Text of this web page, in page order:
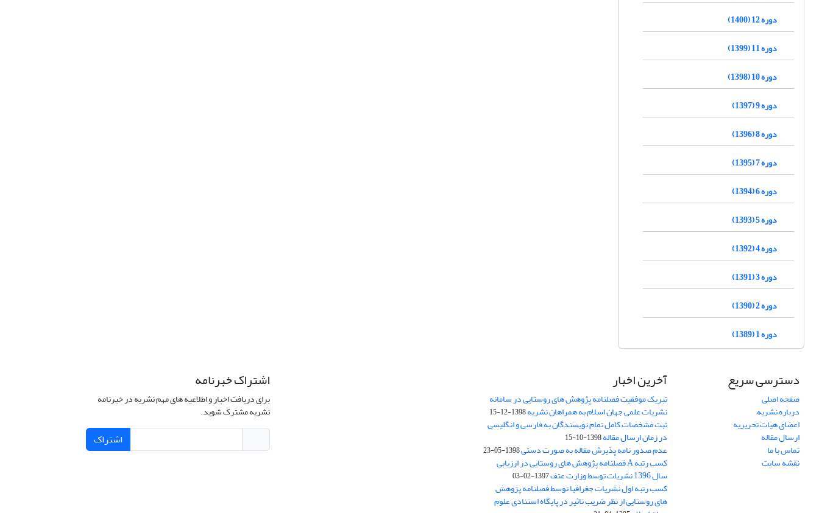
دوره 12 (1400)
دوره 11 (1399)
دوره 10 (1398)
دوره 9 (1397)
دوره 8 (1396)
دوره 7 (1395)
دوره 6 (1394)
دوره 5 (1393)
دوره 4 (1392)
دوره 3 (1391)
دوره 2 (1390)
دوره 1 (1389)
دسترسی سریع
صفحه اصلی
درباره نشریه
اعضای هیات تحریریه
ارسال مقاله
تماس با ما
نقشه سایت
آخرین اخبار
تبریک موفقیت فصلنامه پژوهش های روستایی در سامانه
نشریات علمی جهان اسلام به همراهان نشریه1398-12-15
ثبت مشخصات کامل تمام نویسندگان به فارسی و انگلیسی
در زمان ارسال مقاله1398-10-15
عدم صدور نامه پذیرش مقاله به صورت دستی1398-05-23
کسب رتبه A فصلنامه پژوهش های روستایی در ارزیابی
سال 1396 نشریات توسط وزارت عتف 1397-02-03
کسب رتبه اول نشریات جغرافیا توسط فصلنامه پژوهش
های روستایی از نظر ضریب تاثیر در پایگاه استنادی علوم
اشتراک خبرنامه
برای دریافت اخبار و اطلاعیه های مهم نشریه در خبرنامه
نشریه مشترک شوید.
اشتراک